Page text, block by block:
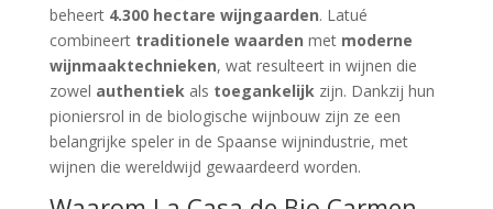
beheert 4.300 hectare wijngaarden. Latué
combineert traditionele waarden met moderne
wijnmaaktechnieken, wat resulteert in wijnen die
zowel authentiekals toegankelijkzijn. Dankzij hun
pioniersrol in de biologische wijnbouw zijn ze een
belangrijke speler in de Spaanse wijnindustrie, met
wijnen die wereldwijd gewaardeerd worden.